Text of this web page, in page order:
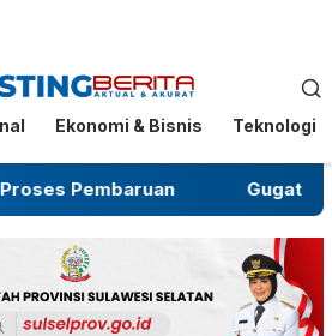
Ekonomi & Bisnis Teknologi
Gugatan Salah